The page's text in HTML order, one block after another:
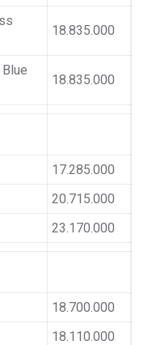
18.835.000
18.835.000
17.285.000
20.715.000
23.170.000
18.700.000
18.110.000